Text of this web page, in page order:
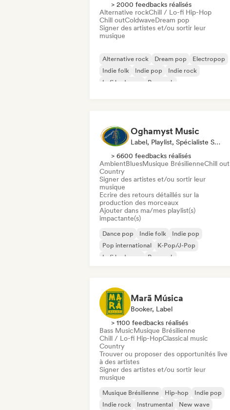
> 2000 feedbacks réalisés
Alternative rockChill / Lo-fi Hip-Hop
Chill outColdwaveDream pop
Signer des artistes et/ou sortir leur
musique
Alternative rock Dream pop
Electropop
Indie folk
Indie pop
Indie rock
Lofi bedroom
Pop rock
Oghamyst Music
Label, Playlist, Spécialiste Son
> 6600 feedbacks réalisés
AmbientBluesMusique BrésilienneChill out
Country
Signer des artistes et/ou sortir leur
musique
Ecrire des retours détaillés sur la
production des morceaux
Ajouter dans ma/mes playlist(s)
impactante(s)
Dance pop Indie folk
Indie pop
Pop international
K-Pop/J-Pop
Lofi bedroom
Pop rock
Marã Música
Booker, Label
> 1100 feedbacks réalisés
Bass MusicMusique Brésilienne
Chill / Lo-fi Hip-HopClassical music
Country
Trouver ou proposer des opportunités live
à des artistes
Signer des artistes et/ou sortir leur
musique
Musique Brésilienne Hip-hop
Indie pop
Indie rock
Instrumental New wave